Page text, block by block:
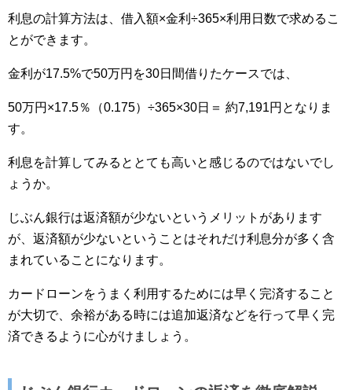
利息の計算方法は、借入額×金利÷365×利用日数で求めるこ
とができます。
金利が17.5%で50万円を30日間借りたケースでは、
50万円×17.5％（0.175）÷365×30日＝ 約7,191円となりま
す。
利息を計算してみるととても高いと感じるのではないでし
ょうか。
じぶん銀行は返済額が少ないというメリットがあります
が、返済額が少ないということはそれだけ利息分が多く含
まれていることになります。
カードローンをうまく利用するためには早く完済すること
が大切で、余裕がある時には追加返済などを行って早く完
済できるように心がけましょう。